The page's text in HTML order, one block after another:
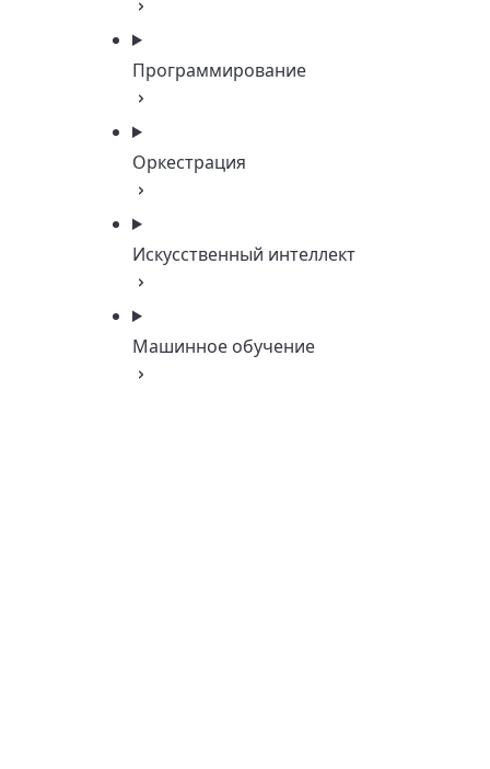
Программирование
Оркестрация
Искусственный интеллект
Машинное обучение